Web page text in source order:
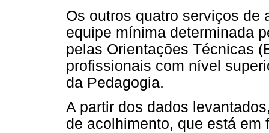
Os outros quatro serviços de
equipe mínima determinada
pelas Orientações Técnicas
profissionais com nível
da Pedagogia.
A partir dos dados
de acolhimento, que está em